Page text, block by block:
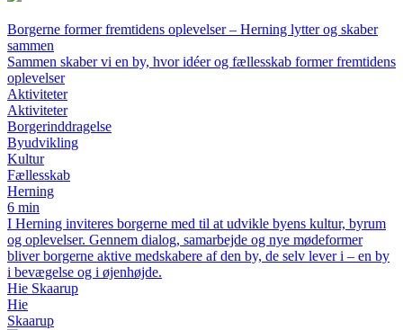
Borgerne former fremtidens oplevelser – Herning lytter og skaber
sammen
Sammen skaber vi en by, hvor idéer og fællesskab former fremtidens
oplevelser
Aktiviteter
Aktiviteter
Borgerinddragelse
Byudvikling
Kultur
Fællesskab
Herning
6 min
I Herning inviteres borgerne med til at udvikle byens kultur, byrum
og oplevelser. Gennem dialog, samarbejde og nye mødeformer
bliver borgerne aktive medskabere af den by, de selv lever i – en by
i bevægelse og i øjenhøjde.
Hie Skaarup
Hie
Skaarup